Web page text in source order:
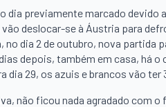
dia previamente marcado devido
deslocar-se à Áustria para
no dia 2 de outubro, nova partida
depois, também em casa, há
dia 29, os azuis e brancos vão ter
não ficou nada agradado com o